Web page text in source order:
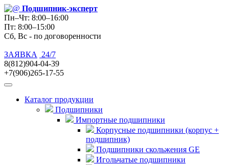
Подшипник-эксперт
Пн–Чт: 8:00–16:00
Пт: 8:00–15:00
Сб, Вс - по договоренности
ЗАЯВКА
24/7
8(812)904-04-39
+7(906)265-17-55
Каталог продукции
Подшипники
Импортные подшипники
Корпусные подшипники (корпус +
подшипник)
Подшипники скольжения GE
Игольчатые подшипники